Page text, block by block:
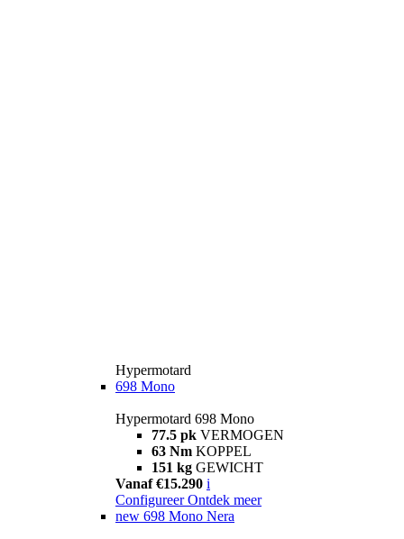
Hypermotard
698 Mono
Hypermotard 698 Mono
77.5 pk VERMOGEN
63 Nm KOPPEL
151 kg GEWICHT
Vanaf €15.290 i
Configureer Ontdek meer
new 698 Mono Nera